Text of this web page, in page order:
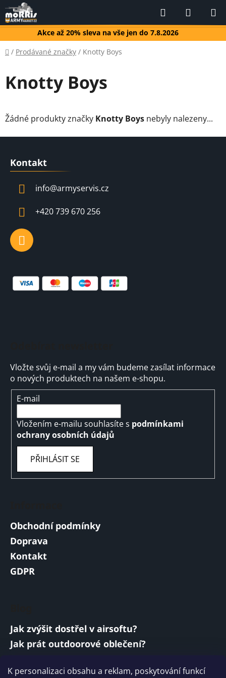
K personalizaci obsahu a reklam, poskytování funkcí
Přejít
na
obsah
Akce až 20% sleva na vše jen do 7.8.2026
Hledat
KOŠÍK
Domů
/ Prodávané značky / Knotty Boys
Knotty Boys
Žádné produkty značky Knotty Boys nebyly nalezeny...
Kontakt
info@armyservis.cz
+420 739 670 256
Vložte svůj e-mail a my vám budeme zasílat informace
o nových produktech na našem e-shopu.
E-mail
Vložením e-mailu souhlasíte s podmínkami
ochrany osobních údajů
PŘIHLÁSIT SE
Obchodní podmínky
Doprava
Kontakt
GDPR
Jak zvýšit dostřel v airsoftu?
Jak prát outdoorové oblečení?
Vojenská a armádní sluchátka: co musí